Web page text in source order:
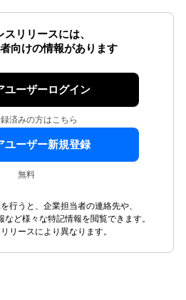
スリリースには、
向けの情報があります
ユーザーログイン
済みの方はこちら
ユーザー新規登録
無料
行うと、企業担当者の連絡先や、
ど様々な特記情報を閲覧できます。
リースにより異なります。